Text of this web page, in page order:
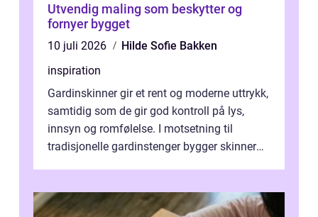
Utvendig maling som beskytter og
fornyer bygget
10 juli 2026
Hilde Sofie Bakken
inspiration
Gardinskinner gir et rent og moderne uttrykk,
samtidig som de gir god kontroll på lys,
innsyn og romfølelse. I motsetning til
tradisjonelle gardinstenger bygger skinner